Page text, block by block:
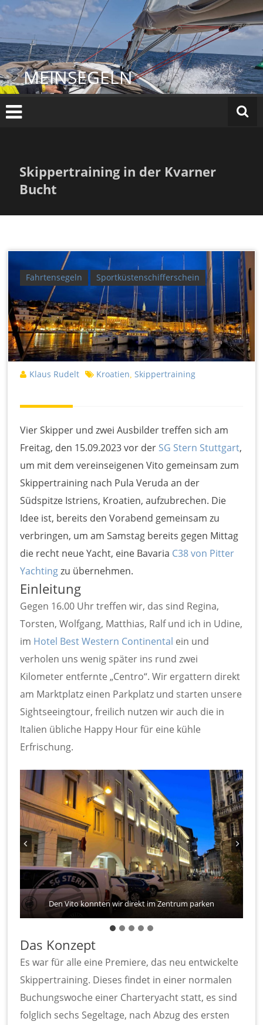
Zum
Inhalt
MEINSEGELN
Skippertraining in der Kvarner
Bucht
Fahrtensegeln Sportküstenschifferschein
Klaus Rudelt Kroatien Skippertraining
Vier Skipper und zwei Ausbilder treffen sich am
Freitag, den 15.09.2023 vor der SG Stern Stuttgart,
um mit dem vereinseigenen Vito gemeinsam zum
Skippertraining nach Pula Veruda an der
Südspitze Istriens, Kroatien, aufzubrechen. Die
Idee ist, bereits den Vorabend gemeinsam zu
verbringen, um am Samstag bereits gegen Mittag
die recht neue Yacht, eine Bavaria C38 von Pitter
Yachtingzu übernehmen.
Einleitung
Gegen 16.00 Uhr treffen wir, das sind Regina,
Torsten, Wolfgang, Matthias, Ralf und ich in Udine,
im Hotel Best Western Continental ein und
verholen uns wenig später ins rund zwei
Kilometer entfernte „Centro“. Wir ergattern direkt
am Marktplatz einen Parkplatz und starten unsere
Sightseeingtour, freilich nutzen wir auch die in
Italien übliche Happy Hour für eine kühle
Erfrischung.
Den Vito konnten wir direkt im Zentrum parken
Die Crew auf der Piazza della Liberta, Torsten ist Fotograf
Die Cattedrale di Udine ist besonders innen ein Prachtbau
Happy Hour in der „Piccolo Bar“
Impression von der Piazza XX Setembre
Das Konzept
Es war für alle eine Premiere, das neu entwickelte
Skippertraining. Dieses findet in einer normalen
Buchungswoche einer Charteryacht statt, es sind
folglich sechs Segeltage, nach Abzug des ersten